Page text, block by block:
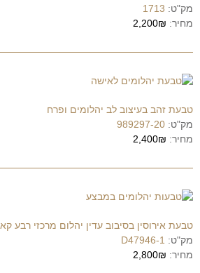
מק"ט: 1713
מחיר: 2,200₪
טבעת זהב בעיצוב לב יהלומים ופרח
מק"ט: 989297-20
מחיר: 2,400₪
טבעת אירוסין בסיבוב עדין יהלום מרכזי רבע
מק"ט: D47946-1
מחיר: 2,800₪